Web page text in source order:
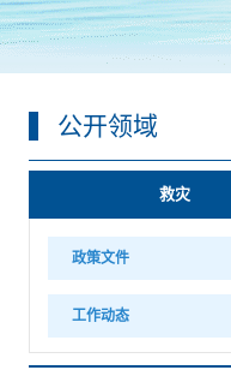
公开领域
救灾
政策文件
工作动态